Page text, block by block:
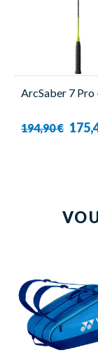
ArcSaber 7 Pro
194,90 €